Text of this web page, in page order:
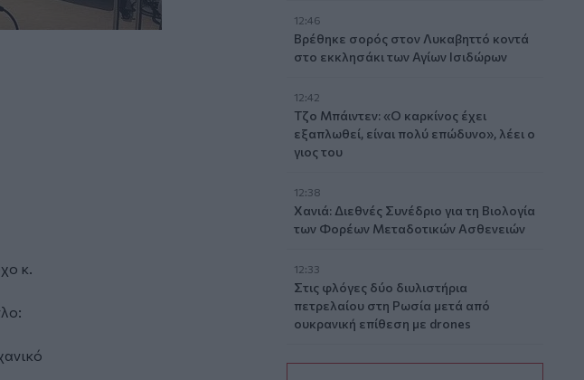
κ.
12:46
Βρέθηκε σορός στον Λυκαβηττό κοντά
στο εκκλησάκι των Αγίων Ισιδώρων
12:42
Τζο Μπάιντεν: «Ο καρκίνος έχει
εξαπλωθεί, είναι πολύ επώδυνο», λέει ο
γιος του
12:38
Χανιά: Διεθνές Συνέδριο για τη Βιολογία
των Φορέων Μεταδοτικών Ασθενειών
12:33
Στις φλόγες δύο διυλιστήρια
πετρελαίου στη Ρωσία μετά από
ουκρανική επίθεση με drones
12:29